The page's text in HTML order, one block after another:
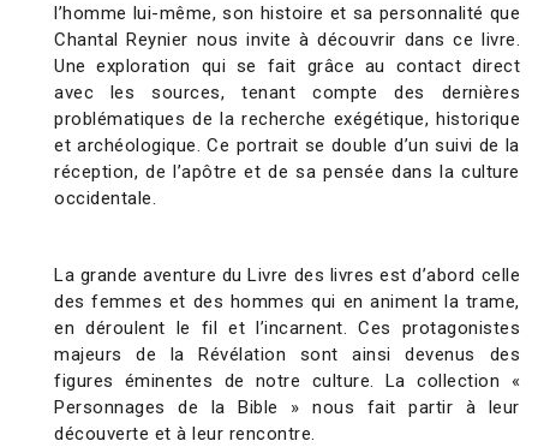
l’homme lui-même, son histoire et sa personnalité que
Chantal Reynier nous invite à découvrir dans ce livre.
Une exploration qui se fait grâce au contact direct
avec les sources, tenant compte des dernières
problématiques de la recherche exégétique, historique
et archéologique. Ce portrait se double d’un suivi de la
réception, de l’apôtre et de sa pensée dans la culture
occidentale.
La grande aventure du Livre des livres est d’abord celle
des femmes et des hommes qui en animent la trame,
en déroulent le fil et l’incarnent. Ces protagonistes
majeurs de la Révélation sont ainsi devenus des
figures éminentes de notre culture. La collection «
Personnages de la Bible » nous fait partir à leur
découverte et à leur rencontre.